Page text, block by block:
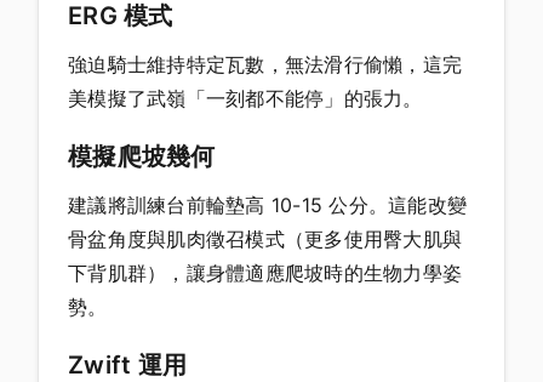
ERG 模式
強迫騎士維持特定瓦數，無法滑行偷懶，這完
美模擬了武嶺「一刻都不能停」的張力。
模擬爬坡幾何
建議將訓練台前輪墊高 10-15 公分。這能改變
骨盆角度與肌肉徵召模式（更多使用臀大肌與
下背肌群），讓身體適應爬坡時的生物力學姿
勢。
Zwift 運用